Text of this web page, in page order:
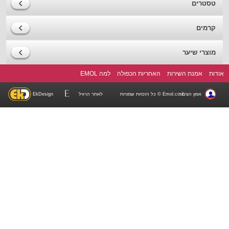
טסטרים
קרמים
מוצרי שיער
אודות אמנת השירות האחריות הכפולה למה EMOL
EkDesign לאתר הרגיל אמון הציבורEmol.co.il © כל הזכויות שמורות